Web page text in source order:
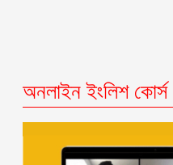
অনলাইন ইংলিশ কোর্স